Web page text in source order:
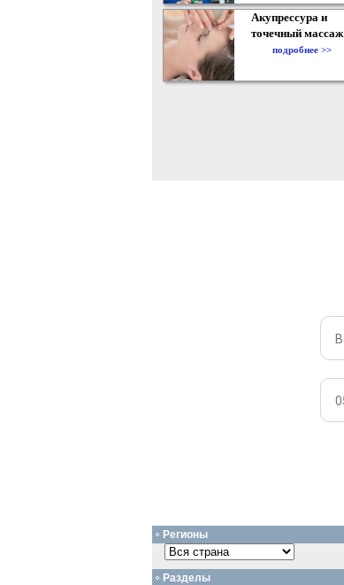
Акупрессура и
точечный массаж
подробнее >>
Регионы
Разделы